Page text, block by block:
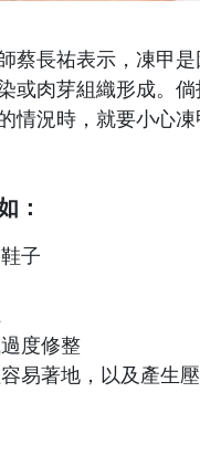
蔡長祐表示，凍甲
或肉芽組織形成。
情況時，就要小心
：
子
度修整
易著地，以及產生